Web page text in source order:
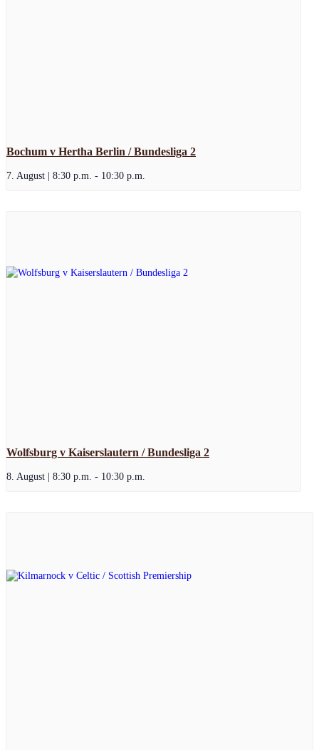
Bochum v Hertha Berlin / Bundesliga 2
7. August | 8:30 p.m. - 10:30 p.m.
Wolfsburg v Kaiserslautern / Bundesliga 2
8. August | 8:30 p.m. - 10:30 p.m.